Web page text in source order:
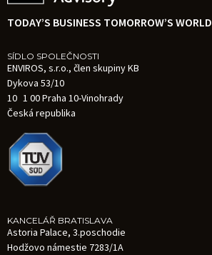
TODAY’S BUSINESS TOMORROW’S WORLD
SÍDLO SPOLEČNOSTI
ENVIROS, s.r.o., člen skupiny KB
Dykova 53/10
10 1 00 Praha 10-Vinohrady
Česká republika
KANCELÁŘ BRATISLAVA
Astoria Palace, 3.poschodie
Hodžovo námestie 7283/1A